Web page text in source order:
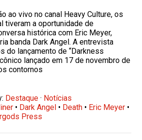
ao vivo no canal Heavy Culture, os
tiveram a oportunidade de
histórica com Eric Meyer,
banda Dark Angel. A entrevista
do lançamento de “Darkness
lançado em 17 de novembro de
contornos
Destaque · Notícias
• Dark Angel • Death • Eric Meyer •
Press